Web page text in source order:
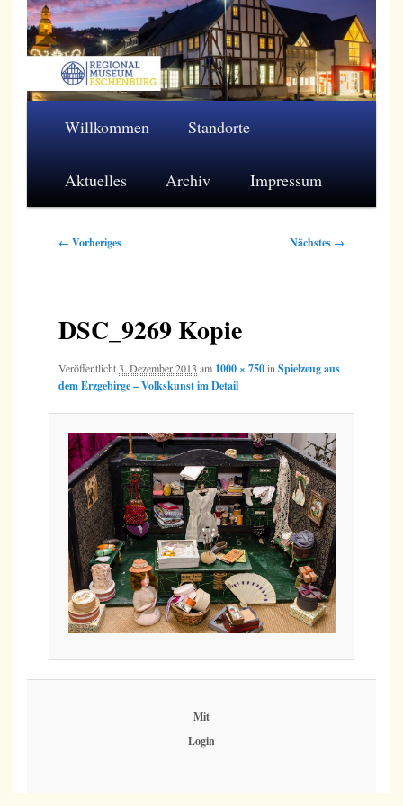
Zum
primären
Inhalt
Regionalmuseum Eschenburg e.V.
Willkommen Standorte
Aktuelles Archiv Impressum
Bilder-
← Vorheriges Nächstes →
DSC_9269 Kopie
Veröffentlicht3. Dezember 2013 am 1000 × 750in Spielzeug aus
dem Erzgebirge – Volkskunst im Detail
Mit
Login